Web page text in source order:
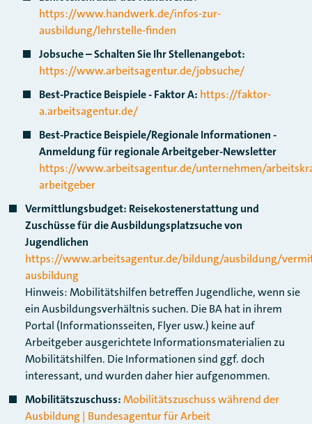
https://www.handwerk.de/infos-zur-
ausbildung/lehrstelle-finden
Jobsuche – Schalten Sie Ihr Stellenangebot:
https://www.arbeitsagentur.de/jobsuche/
Best-Practice Beispiele - Faktor A: https://faktor-
a.arbeitsagentur.de/
Best-Practice Beispiele/Regionale Informationen -
Anmeldung für regionale Arbeitgeber-Newsletter
https://www.arbeitsagentur.de/unternehmen/
arbeitgeber
Vermittlungsbudget: Reisekostenerstattung und
Zuschüsse für die Ausbildungsplatzsuche von
Jugendlichen
https://www.arbeitsagentur.de/bildung/ausbildung/
ausbildung
Hinweis: Mobilitätshilfen betreffen Jugendliche, wenn sie
ein Ausbildungsverhältnis suchen. Die BA hat in ihrem
Portal (Informationsseiten, Flyer usw.) keine auf
Arbeitgeber ausgerichtete Informationsmaterialien zu
Mobilitätshilfen. Die Informationen sind ggf. doch
interessant, und wurden daher hier aufgenommen.
Mobilitätszuschuss:Mobilitätszuschuss während der
Ausbildung | Bundesagentur für Arbeit